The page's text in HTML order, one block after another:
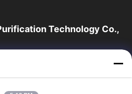
Technology Co.,
fabrikant en exporteur van
bieden wij een volledige lijn van